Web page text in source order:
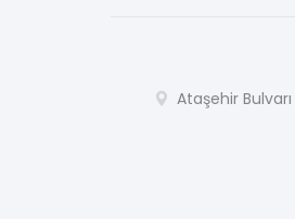
Ataşehir